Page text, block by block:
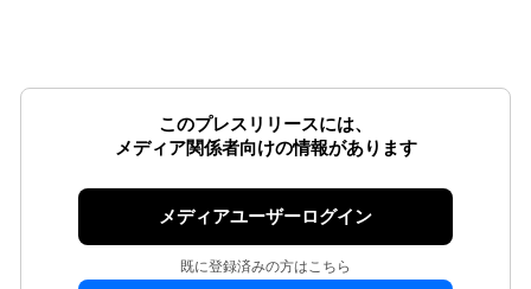
このプレスリリースには、
メディア関係者向けの情報があります
メディアユーザーログイン
既に登録済みの方はこちら